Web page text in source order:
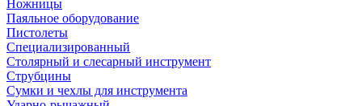
Ножницы
Паяльное оборудование
Пистолеты
Специализированный
Столярный и слесарный инструмент
Струбцины
Сумки и чехлы для инструмента